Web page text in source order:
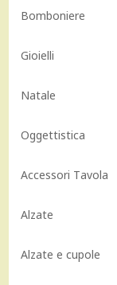
Bomboniere
Gioielli
Natale
Oggettistica
Accessori Tavola
Alzate
Alzate e cupole